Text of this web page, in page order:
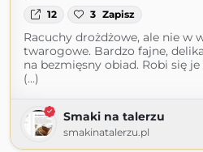
12 3 Zapisz
Racuchy drożdżowe, ale nie w
twarogowe. Bardzo fajne,
na bezmięsny obiad. Robi się
(...)
Smaki na talerzu
smakinatalerzu.pl